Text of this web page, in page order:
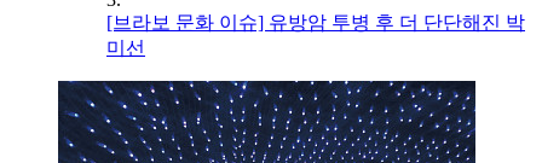
[브라보 문화 이슈] 유방암 투병 후 더 단단해진 박
미선